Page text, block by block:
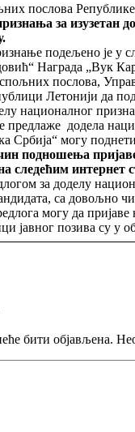
послова Републике
за изузетан
подељено је у
Награда „Вук
послова,
Летонији да
националног
предлаже додела
Србија“ могу
подношења
следећим интернет
за доделу
са довољно
могу да пријаве
јавног позива су у
бити објављена.